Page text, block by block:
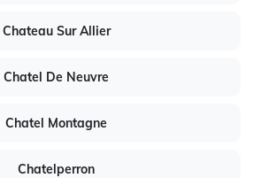
Chateau Sur Allier
Chatel De Neuvre
Chatel Montagne
Chatelperron